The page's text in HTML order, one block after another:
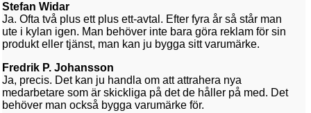
Stefan Widar
Ja. Ofta två plus ett plus ett-avtal. Efter fyra år så står man
ute i kylan igen. Man behöver inte bara göra reklam för sin
produkt eller tjänst, man kan ju bygga sitt varumärke.
Fredrik P. Johansson
Ja, precis. Det kan ju handla om att attrahera nya
medarbetare som är skickliga på det de håller på med. Det
behöver man också bygga varumärke för.